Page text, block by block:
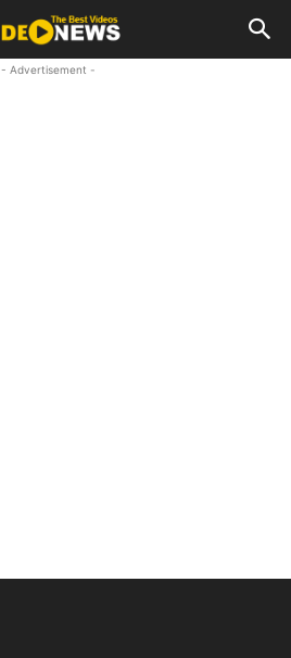
- Advertisement -